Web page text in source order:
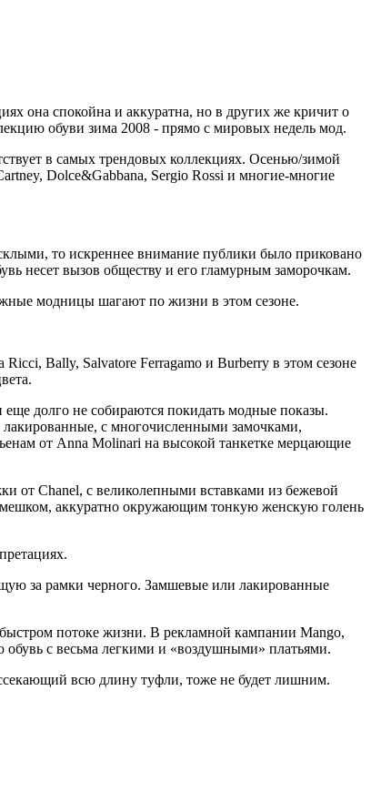
она спокойна и аккуратна, но в других же кричит о
обуви зима 2008 - прямо с мировых недель мод.
в самых трендовых коллекциях. Осенью/зимой
Dolce&Gabbana, Sergio Rossi и многие-многие
то искреннее внимание публики было приковано
несет вызов обществу и его гламурным заморочкам.
модницы шагают по жизни в этом сезоне.
Bally, Salvatore Ferragamo и Burberry в этом сезоне
долго не собираются покидать модные показы.
с многочисленными замочками,
от Anna Molinari на высокой танкетке мерцающие
от Chanel, с великолепными вставками из бежевой
аккуратно окружающим тонкую женскую голень
за рамки черного. Замшевые или лакированные
потоке жизни. В рекламной кампании Mango,
с весьма легкими и «воздушными» платьями.
всю длину туфли, тоже не будет лишним.